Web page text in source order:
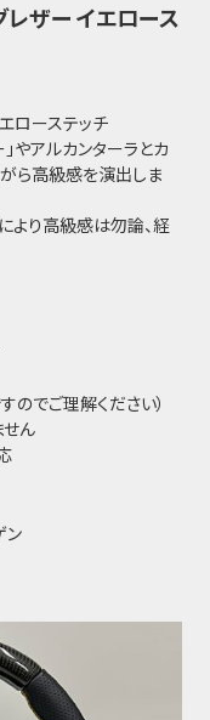
レザー イエロース
ローステッチ
やアルカンターラとカ
ら高級感を演出しま
より高級感は勿論、経
のでご理解ください）
ん
ン